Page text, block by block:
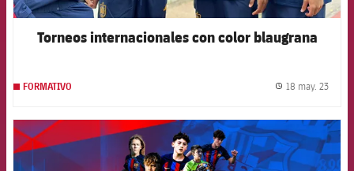
Torneos internacionales con color blaugrana
FORMATIVO 18 may. 23
FCB Barcelona badge